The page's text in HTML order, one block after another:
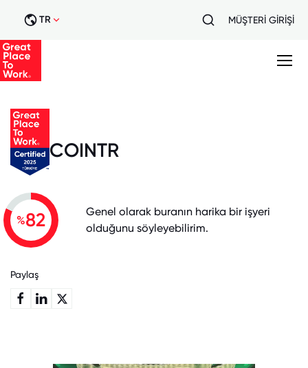
TR MÜŞTERİ GİRİŞİ
COINTR
%82
Genel olarak buranın harika bir işyeri
olduğunu söyleyebilirim.
Paylaş